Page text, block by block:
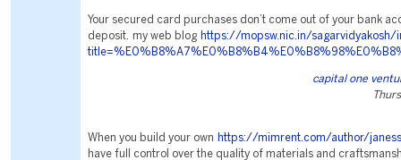
Your secured card purchases don’t come out of your bank
deposit. my web blog https://mopsw.nic.in/sagarvidyakosh/
capital one
When you build your own
https://mimrent.com/author/
have full control over the quality of materials and